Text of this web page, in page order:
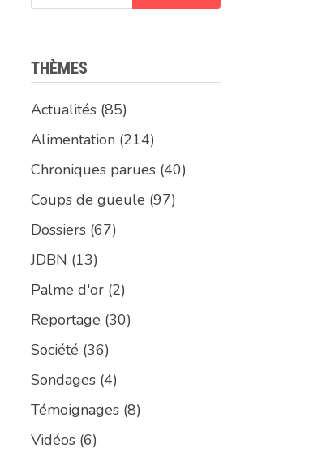
THÈMES
Actualités (85)
Alimentation (214)
Chroniques parues (40)
Coups de gueule (97)
Dossiers (67)
JDBN (13)
Palme d'or (2)
Reportage (30)
Société (36)
Sondages (4)
Témoignages (8)
Vidéos (6)